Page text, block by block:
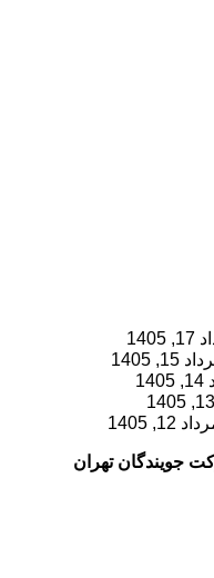
15, 1405
12, 1405
جویندگان تهران